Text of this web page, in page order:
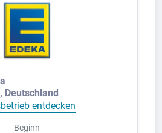
Deutschland
entdecken
Beginn